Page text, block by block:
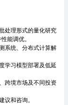
处理形式的量化研究
能调优。
系统、分布式计算解
学习模型部署及低延
跨境市场及不同投资
和咨询。